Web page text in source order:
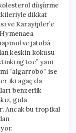
ve
Enfeksiyonlarla
Mücadele
Eden
Doğal
Şifa
Kaynağı
için
düşürme
dikkat
ve Karayipler’e
ve jatobá
keskin kokusu
toe” yani
“algarrobo” ise
iki ağaç da
benzerlik
gıda
Ancak bu tropikal